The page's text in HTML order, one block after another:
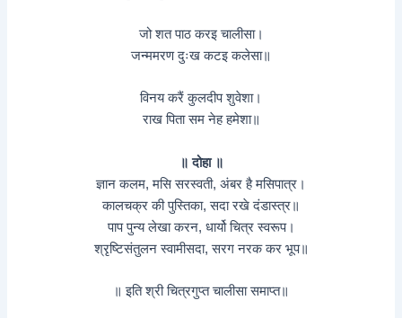
जो शत पाठ करइ चालीसा।
जन्ममरण दुःख कटइ कलेसा॥
विनय करैं कुलदीप शुवेशा।
राख पिता सम नेह हमेशा॥
॥ दोहा ॥
ज्ञान कलम, मसि सरस्वती, अंबर है मसिपात्र।
कालचक्र की पुस्तिका, सदा रखे दंडास्त्र॥
पाप पुन्य लेखा करन, धार्यो चित्र स्वरूप।
श्रृष्टिसंतुलन स्वामीसदा, सरग नरक कर भूप॥
॥ इति श्री चित्रगुप्त चालीसा समाप्त॥